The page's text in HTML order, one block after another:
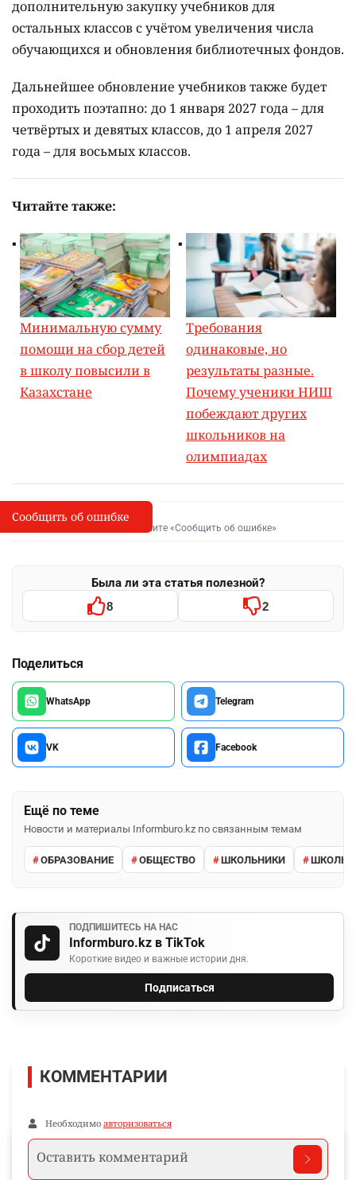
дополнительную закупку учебников для
остальных классов с учётом увеличения числа
обучающихся и обновления библиотечных фондов.
Дальнейшее обновление учебников также будет
проходить поэтапно: до 1 января 2027 года – для
четвёртых и девятых классов, до 1 апреля 2027
года – для восьмых классов.
Читайте также:
Минимальную сумму
помощи на сбор детей
в школу повысили в
Казахстане
Требования
одинаковые, но
результаты разные.
Почему ученики НИШ
побеждают других
школьников на
олимпиадах
I
Сообщить об опечатке
Выделите фрагмент и нажмите «Сообщить об ошибке»
Была ли эта статья полезной?
8 2
Поделиться
WhatsApp Telegram
VK Facebook
Ещё по теме
Новости и материалы Informburo.kz по связанным темам
ОБРАЗОВАНИЕ ОБЩЕСТВО ШКОЛЬНИКИ
ПОДПИШИТЕСЬ НА НАС
Informburo.kz в TikTok
Короткие видео и важные истории дня.
Подписаться
Сообщить об ошибке
КОММЕНТАРИИ
Необходимо авторизоваться